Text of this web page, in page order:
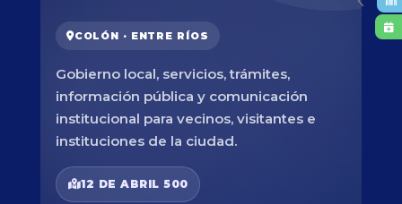
COLÓN · ENTRE RÍOS
Gobierno local, servicios, trámites,
información pública y comunicación
institucional para vecinos, visitantes e
instituciones de la ciudad.
12 DE ABRIL 500